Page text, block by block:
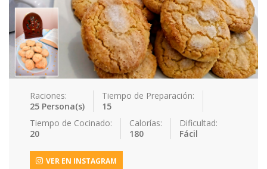
Raciones:
25 Persona(s)
Tiempo de Preparación:
15
Tiempo de Cocinado:
20
Calorías:
180
Dificultad:
Fácil
VER EN INSTAGRAM